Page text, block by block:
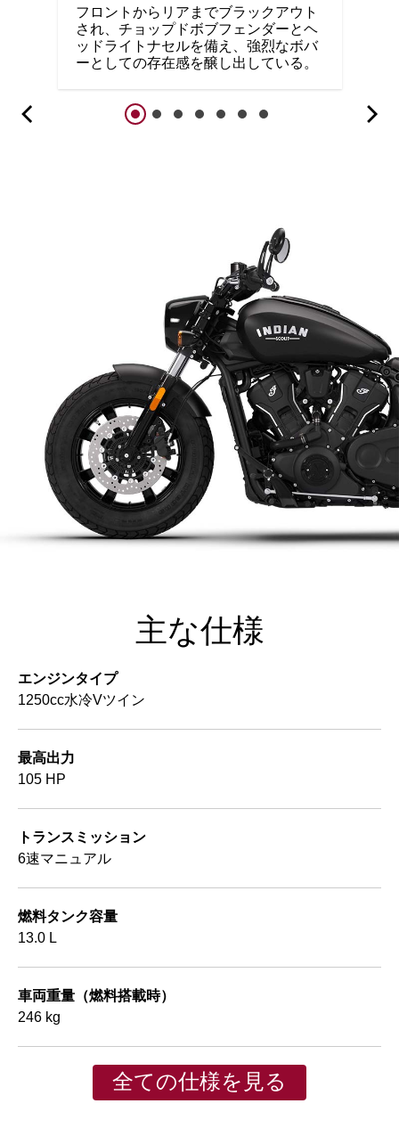
フロントからリアまでブラックアウト
され、チョップドボブフェンダーとヘ
ッドライトナセルを備え、強烈なボバ
ーとしての存在感を醸し出している。
主な仕様
エンジンタイプ
1250cc水冷Vツイン
最高出力
105 HP
トランスミッション
6速マニュアル
燃料タンク容量
13.0 L
車両重量（燃料搭載時）
246 kg
全ての仕様を見る